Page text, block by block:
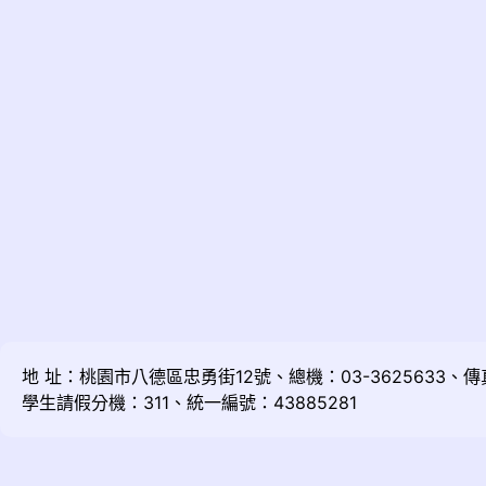
地 址：桃園市八德區忠勇街12號、總機：03-3625633、
學生請假分機：311、統一編號：43885281